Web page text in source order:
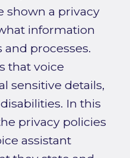
shown a privacy
information
processes.
that voice
sensitive details,
In this
privacy policies
assistant